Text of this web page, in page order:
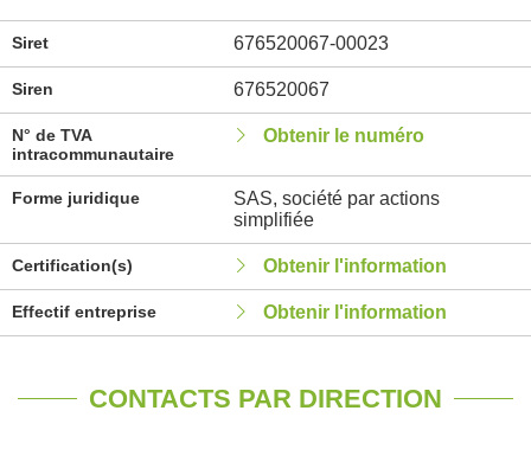
Siret 676520067-00023
Siren 676520067
N° de TVA
intracommunautaire
Obtenir le numéro
Forme juridique
SAS, société par actions
simplifiée
Certification(s) Obtenir l'information
Effectif entreprise Obtenir l'information
CONTACTS PAR DIRECTION